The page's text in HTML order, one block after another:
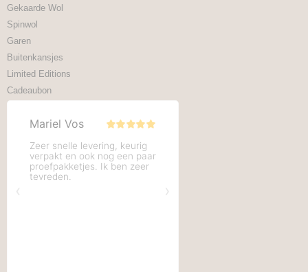
Gekaarde Wol
Spinwol
Garen
Buitenkansjes
Limited Editions
Cadeaubon